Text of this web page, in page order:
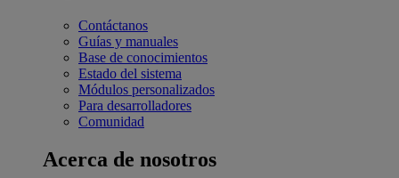
Contáctanos
Guías y manuales
Base de conocimientos
Estado del sistema
Módulos personalizados
Para desarrolladores
Comunidad
Acerca de nosotros